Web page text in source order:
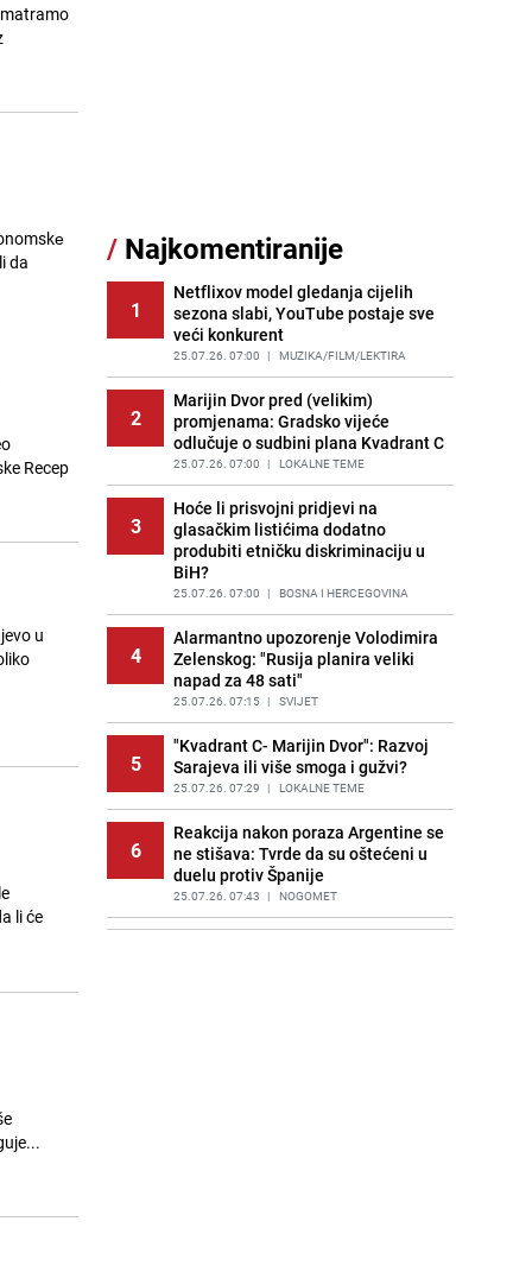
da
Recep
u
li će
11
Cijela regija čeka njegovu
progonozu: Poznati meteorolog
najavljuje veću promjenu vremena
PRIJE OKO 9H | REGIJA
12
Tajna savršenog makedonskog
ajvara: Stari recept za kremast i
bogat okus
PRIJE 2 DANA | RECEPTI
13
Borba trajala satima: Pogledajte
'grdosiju' od skoro tri metra koju su
braća izvukla iz mora
PRIJE 2 DANA SVIJET
Gosti iz Njemačke napravili požar u
apartmanu u Istri, vlasniku se
smijali i pokazivali srednji prst
PRIJE 1 DAN | REGIJA
Očistite rernu bez hemikalija:
Poznata stručnjakinja dijeli savjete
PRIJE 1 DAN | ŽIVOT I STIL
/ Najkomentiranije
1
Netflixov model gledanja cijelih
sezona slabi, YouTube postaje sve
veći konkurent
25.07.26. 07:00 | MUZIKA/FILM/LEKTIRA
2
Marijin Dvor pred (velikim)
promjenama: Gradsko vijeće
odlučuje o sudbini plana Kvadrant C
25.07.26. 07:00 | LOKALNE TEME
3
Hoće li prisvojni pridjevi na
glasačkim listićima dodatno
produbiti etničku diskriminaciju u
BiH?
25.07.26. 07:00 | BOSNA I HERCEGOVINA
4
Alarmantno upozorenje Volodimira
Zelenskog: "Rusija planira veliki
napad za 48 sati"
25.07.26. 07:15 | SVIJET
5
"Kvadrant C- Marijin Dvor": Razvoj
Sarajeva ili više smoga i gužvi?
25.07.26. 07:29 | LOKALNE TEME
6
Reakcija nakon poraza Argentine se
ne stišava: Tvrde da su oštećeni u
duelu protiv Španije
25.07.26. 07:43 | NOGOMET